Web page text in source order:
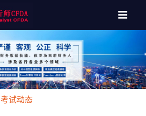
考试动态